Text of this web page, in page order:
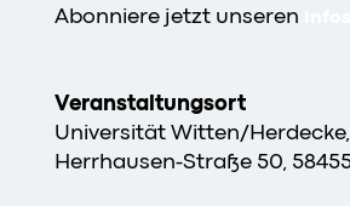
Abonniere jetzt unseren
Veranstaltungsort
Universität Witten/
Herrhausen-Straße 50,